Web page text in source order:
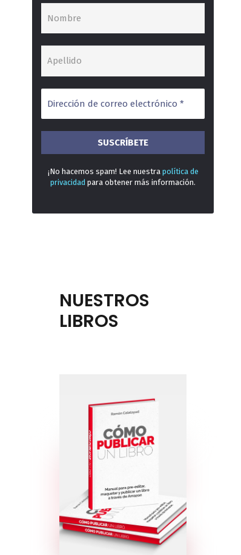
¡No hacemos spam! Lee nuestra política de
privacidad para obtener más información.
NUESTROS
LIBROS